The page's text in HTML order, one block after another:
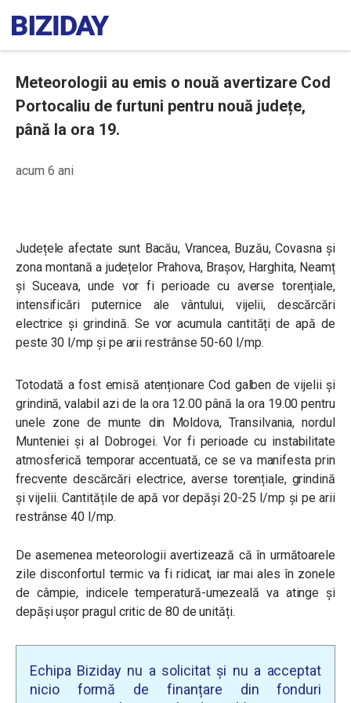
Meteorologii au emis o nouă avertizare Cod
Portocaliu de furtuni pentru nouă județe,
până la ora 19.
acum 6 ani
Județele afectate sunt Bacău, Vrancea, Buzău, Covasna și
zona montană a județelor Prahova, Brașov, Harghita, Neamț
și Suceava, unde vor fi perioade cu averse torențiale,
intensificări puternice ale vântului, vijelii, descărcări
electrice și grindină. Se vor acumula cantități de apă de
peste 30 l/mp și pe arii restrânse 50-60 l/mp.
Totodată a fost emisă atenționare Cod galben de vijelii și
grindină, valabil azi de la ora 12.00 până la ora 19.00 pentru
unele zone de munte din Moldova, Transilvania, nordul
Munteniei și al Dobrogei. Vor fi perioade cu instabilitate
atmosferică temporar accentuată, ce se va manifesta prin
frecvente descărcări electrice, averse torențiale, grindină
și vijelii. Cantitățile de apă vor depăși 20-25 l/mp și pe arii
restrânse 40 l/mp.
De asemenea meteorologii avertizează că în următoarele
zile disconfortul termic va fi ridicat, iar mai ales în zonele
de câmpie, indicele temperatură-umezeală va atinge și
depăși ușor pragul critic de 80 de unități.
Echipa Biziday nu a solicitat și nu a acceptat
nicio formă de finanțare din fonduri